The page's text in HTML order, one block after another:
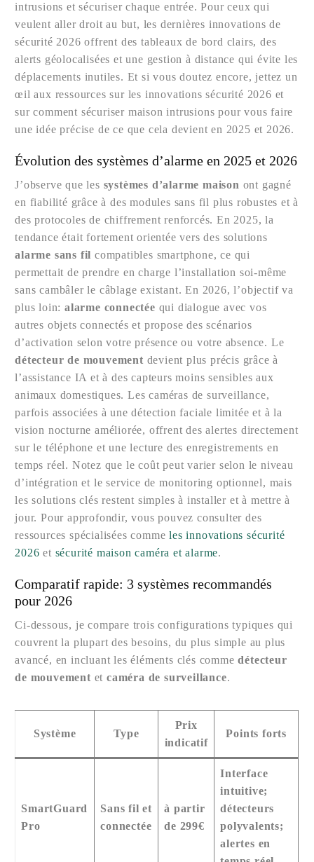
intrusions et sécuriser chaque entrée. Pour ceux qui
veulent aller droit au but, les dernières innovations de
sécurité 2026 offrent des tableaux de bord clairs, des
alerts géolocalisées et une gestion à distance qui évite les
déplacements inutiles. Et si vous doutez encore, jettez un
œil aux ressources sur les innovations sécurité 2026 et
sur comment sécuriser maison intrusions pour vous faire
une idée précise de ce que cela devient en 2025 et 2026.
Évolution des systèmes d’alarme en 2025 et 2026
J’observe que les systèmes d’alarme maison ont gagné
en fiabilité grâce à des modules sans fil plus robustes et à
des protocoles de chiffrement renforcés. En 2025, la
tendance était fortement orientée vers des solutions
alarme sans fil compatibles smartphone, ce qui
permettait de prendre en charge l’installation soi-même
sans cambâler le câblage existant. En 2026, l’objectif va
plus loin:alarme connectée qui dialogue avec vos
autres objets connectés et propose des scénarios
d’activation selon votre présence ou votre absence. Le
détecteur de mouvement devient plus précis grâce à
l’assistance IA et à des capteurs moins sensibles aux
animaux domestiques. Les caméras de surveillance,
parfois associées à une détection faciale limitée et à la
vision nocturne améliorée, offrent des alertes directement
sur le téléphone et une lecture des enregistrements en
temps réel. Notez que le coût peut varier selon le niveau
d’intégration et le service de monitoring optionnel, mais
les solutions clés restent simples à installer et à mettre à
jour. Pour approfondir, vous pouvez consulter des
ressources spécialisées commeles innovations sécurité
2026 et sécurité maison caméra et alarme.
Comparatif rapide: 3 systèmes recommandés
pour 2026
Ci-dessous, je compare trois configurations typiques qui
couvrent la plupart des besoins, du plus simple au plus
avancé, en incluant les éléments clés commedétecteur
de mouvement etcaméra de surveillance.
Système Type
Prix
indicatif
Points forts
SmartGuard
Pro
Sans fil et
connectée
à partir
de 299€
Interface
intuitive;
détecteurs
polyvalents;
alertes en